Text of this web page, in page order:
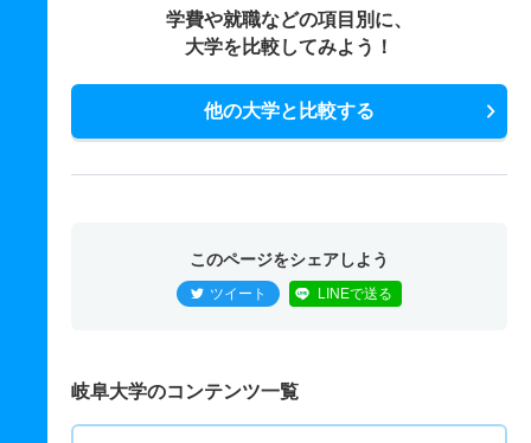
学費や就職などの項目別に、
大学を比較してみよう！
他の大学と比較する
このページをシェアしよう
ツイート LINEで送る
岐阜大学のコンテンツ一覧